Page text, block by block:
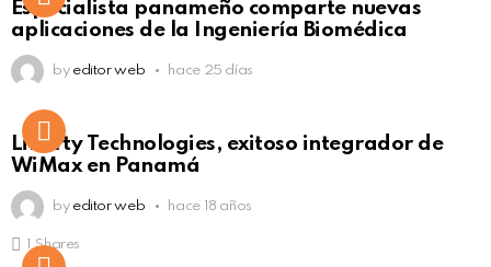
Click to view this post
Especialista panameño comparte nuevas
aplicaciones de la Ingeniería Biomédica
by editor web hace 25 días
Liberty Technologies, exitoso integrador de
WiMax en Panamá
by editor web hace 18 años
1 Shares